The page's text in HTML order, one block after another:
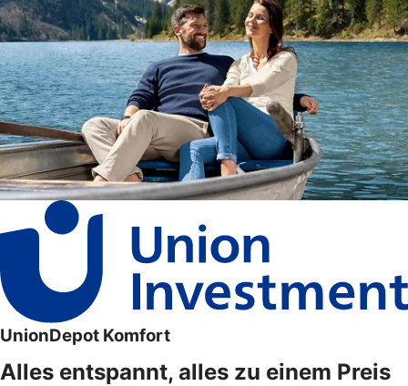
UnionDepot Komfort
Alles entspannt, alles zu einem Preis